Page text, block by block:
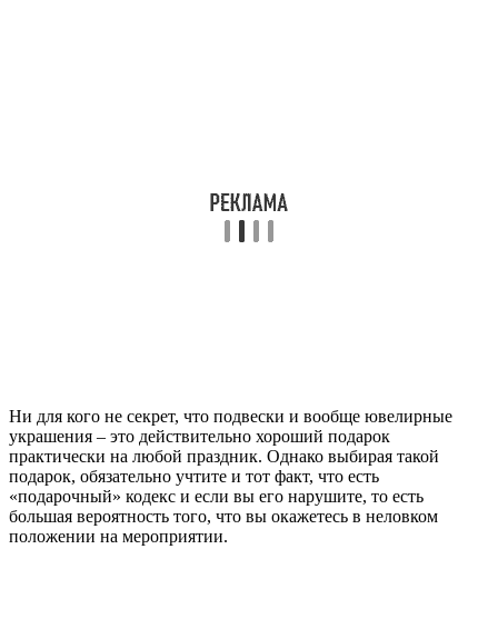
Ни для кого не секрет, что подвески и вообще ювелирные
украшения – это действительно хороший подарок
практически на любой праздник. Однако выбирая такой
подарок, обязательно учтите и тот факт, что есть
«подарочный» кодекс и если вы его нарушите, то есть
большая вероятность того, что вы окажетесь в неловком
положении на мероприятии.